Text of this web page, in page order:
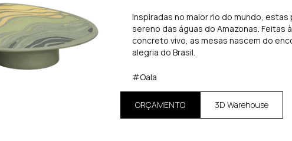
Inspiradas no maior rio do mundo,
sereno das águas do Amazonas. Feitas
concreto vivo, as mesas nascem do
alegria do Brasil.
#Oala
ORÇAMENTO 3D Warehouse